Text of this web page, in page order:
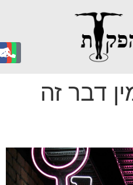
דבר זה